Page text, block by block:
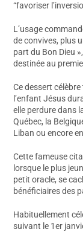
“favoriser
L’usage
de convives, plus
part du Bon Dieu
destinée au
Ce dessert
l’enfant Jésus
elle perdure dans
Québec, la
Liban ou encore
Cette fameuse
lorsque le plus
petit oracle, se
bénéficiaires des
Habituellement
suivant le 1er